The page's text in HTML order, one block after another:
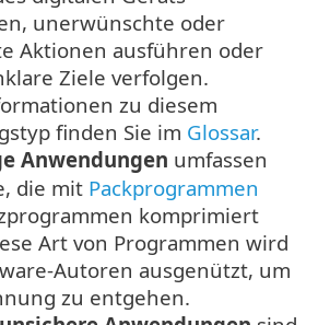
unerwünschte oder
Aktionen ausführen oder
Ziele verfolgen.
zu diesem
finden Sie im Glossar.
Anwendungen umfassen
die mit Packprogrammen
komprimiert
Art von Programmen wird
Autoren ausgenützt, um
zu entgehen.